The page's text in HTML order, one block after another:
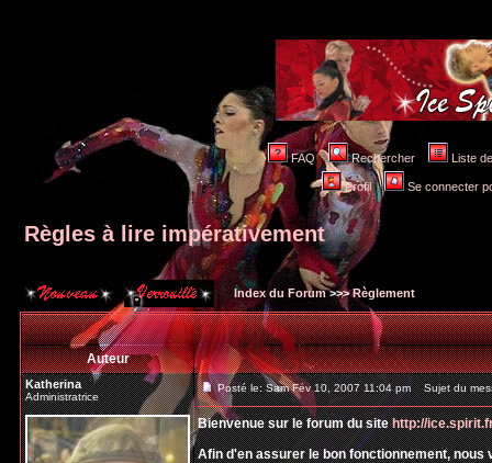
FAQ Rechercher Liste
Profil Se connecter
Règles à lire impérativement
Index du Forum>>>Règlement
Auteur
Katherina
Administratrice
Posté le: Sam Fév 10, 2007 11:04 pm Sujet du
Bienvenue sur le forum du sitehttp://
Afin d'en assurer le bon fonctionnement,